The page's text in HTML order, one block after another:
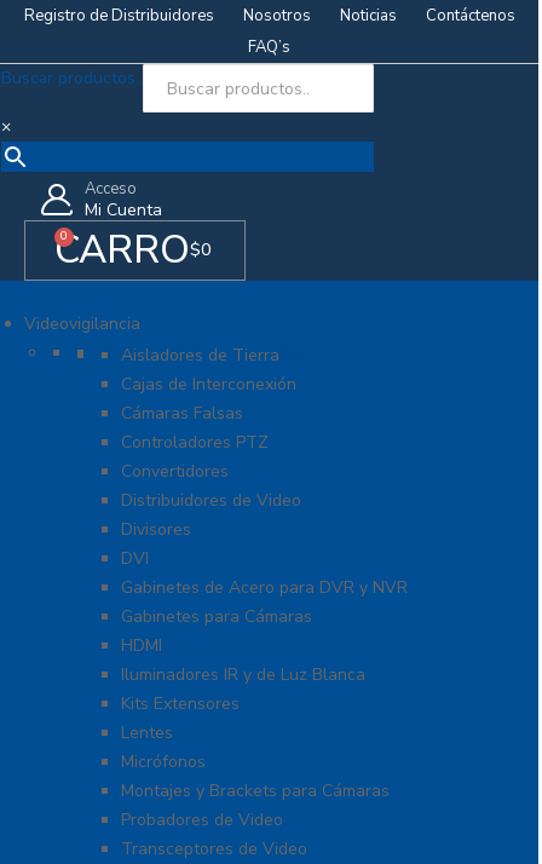
Registro de Distribuidores Nosotros Noticias
Contáctenos
FAQ’s
Buscar productos..
×
Acceso
Mi Cuenta
$0
0
CARRO
Videovigilancia
Accesorios generales
Aisladores de Tierra
Cajas de Interconexión
Cámaras Falsas
Controladores PTZ
Convertidores
Distribuidores de Video
Divisores
DVI
Gabinetes de Acero para DVR y NVR
Gabinetes para Cámaras
HDMI
Iluminadores IR y de Luz Blanca
Kits Extensores
Lentes
Micrófonos
Montajes y Brackets para Cámaras
Probadores de Video
Transceptores de Video